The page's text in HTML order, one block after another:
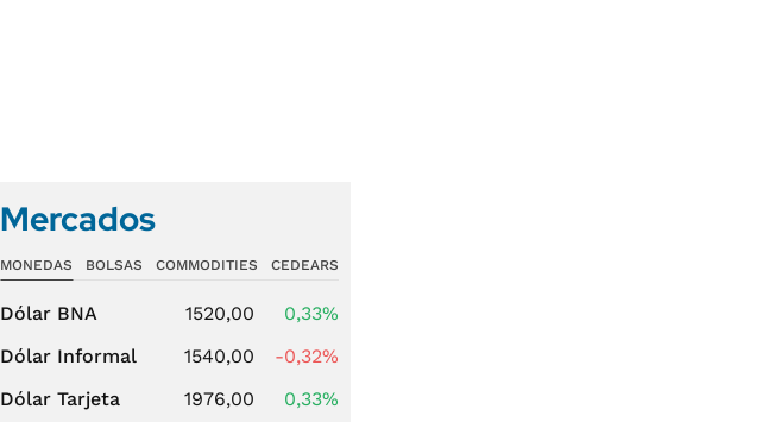
Mercados
MONEDAS BOLSAS COMMODITIES CEDEARS
Dólar BNA 1520,00
0,33%
Dólar Informal
1540,00
-0,32%
Dólar Tarjeta
1976,00
0,33%